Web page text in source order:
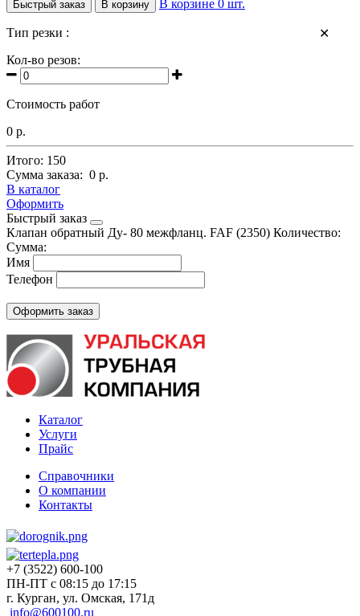
Быстрый заказ В корзину В корзине 0 шт.
✕
Тип резки :
Кол-во резов:
Стоимость работ
0 р.
Итого: 150
Сумма заказа: 0 р.
В каталог
Оформить
Быстрый заказ
Клапан обратный Ду- 80 межфланц. FAF (2350) Количество:
Сумма:
Имя
Телефон
Каталог
Услуги
Прайс
Справочники
О компании
Контакты
+7 (3522) 600-100
ПН-ПТ с 08:15 до 17:15
г. Курган, ул. Омская, 171д
info@600100.ru